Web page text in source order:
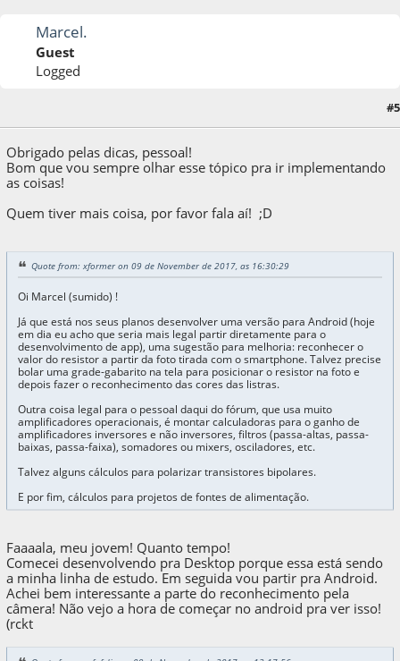
Marcel.
Guest
Logged
#5
Obrigado pelas dicas, pessoal!
Bom que vou sempre olhar esse tópico pra ir implementando
as coisas!
Quem tiver mais coisa, por favor fala aí! ;D
Quote from: xformer on 09 de November de 2017, as 16:30:29
Oi Marcel (sumido) !
Já que está nos seus planos desenvolver uma versão para Android (hoje
em dia eu acho que seria mais legal partir diretamente para o
desenvolvimento de app), uma sugestão para melhoria: reconhecer o
valor do resistor a partir da foto tirada com o smartphone. Talvez precise
bolar uma grade-gabarito na tela para posicionar o resistor na foto e
depois fazer o reconhecimento das cores das listras.
Outra coisa legal para o pessoal daqui do fórum, que usa muito
amplificadores operacionais, é montar calculadoras para o ganho de
amplificadores inversores e não inversores, filtros (passa-altas, passa-
baixas, passa-faixa), somadores ou mixers, osciladores, etc.
Talvez alguns cálculos para polarizar transistores bipolares.
E por fim, cálculos para projetos de fontes de alimentação.
Faaaala, meu jovem! Quanto tempo!
Comecei desenvolvendo pra Desktop porque essa está sendo
a minha linha de estudo. Em seguida vou partir pra Android.
Achei bem interessante a parte do reconhecimento pela
câmera! Não vejo a hora de começar no android pra ver isso!
(rckt